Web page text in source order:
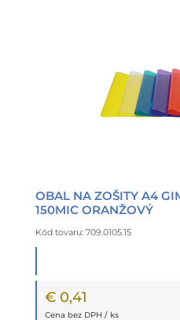
OBAL NA ZOŠITY A4
150MIC ORANŽOVÝ
Kód tovaru: 709.0105.15
€ 0,41
Cena bez DPH / ks